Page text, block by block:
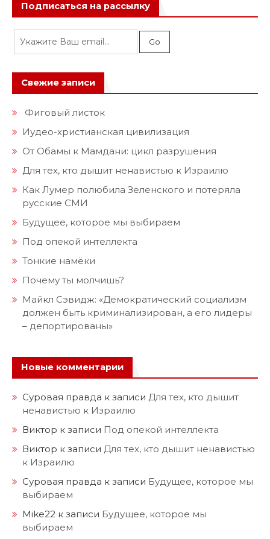
Подписаться на рассылку
Свежие записи
Фиговый листок
Иудео-христианская цивилизация
От Обамы к Мамдани: цикл разрушения
Для тех, кто дышит ненавистью к Израилю
Как Лумер полюбила Зеленского и потеряла
русские СМИ
Будущее, которое мы выбираем
Под опекой интеллекта
Тонкие намёки
Почему ты молчишь?
Майкл Сэвидж: «Демократический социализм
должен быть криминализирован, а его лидеры
– депортированы»
Новые комментарии
Суровая правда к записи Для тех, кто дышит
ненавистью к Израилю
Виктор к записи Под опекой интеллекта
Виктор к записи Для тех, кто дышит ненавистью
к Израилю
Суровая правда к записи Будущее, которое мы
выбираем
Mike22 к записи Будущее, которое мы
выбираем